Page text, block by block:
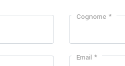
Cognome *
Email *